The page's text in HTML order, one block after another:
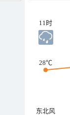
11时
28℃
东北风